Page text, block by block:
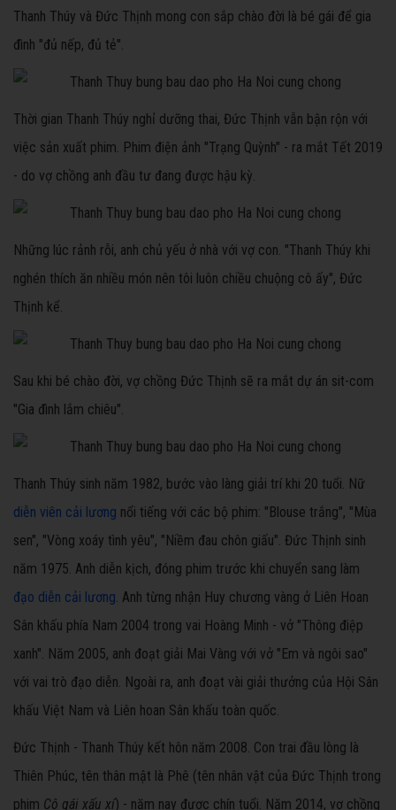
Thanh Thúy và Đức Thịnh mong con sắp chào đời là bé gái để gia
đình "đủ nếp, đủ tẻ".
Thời gian Thanh Thúy nghỉ dưỡng thai, Đức Thịnh vẫn bận rộn với
việc sản xuất phim. Phim điện ảnh "Trạng Quỳnh" - ra mắt Tết 2019
- do vợ chồng anh đầu tư đang được hậu kỳ.
Những lúc rảnh rỗi, anh chủ yếu ở nhà với vợ con. "Thanh Thúy khi
nghén thích ăn nhiều món nên tôi luôn chiều chuộng cô ấy", Đức
Thịnh kể.
Sau khi bé chào đời, vợ chồng Đức Thịnh sẽ ra mắt dự án sit-com
"Gia đình lắm chiêu".
Thanh Thúy sinh năm 1982, bước vào làng giải trí khi 20 tuổi. Nữ
diễn viên cải lương nổi tiếng với các bộ phim: "Blouse trắng", "Mùa
sen", "Vòng xoáy tình yêu", "Niềm đau chôn giấu". Đức Thịnh sinh
năm 1975. Anh diễn kịch, đóng phim trước khi chuyển sang làm
đạo diễn cải lương. Anh từng nhận Huy chương vàng ở Liên Hoan
Sân khấu phía Nam 2004 trong vai Hoàng Minh - vở "Thông điệp
xanh". Năm 2005, anh đoạt giải Mai Vàng với vở "Em và ngôi sao"
với vai trò đạo diễn. Ngoài ra, anh đoạt vài giải thưởng của Hội Sân
khấu Việt Nam và Liên hoan Sân khấu toàn quốc.
Đức Thịnh - Thanh Thúy kết hôn năm 2008. Con trai đầu lòng là
Thiên Phúc, tên thân mật là Phê (tên nhân vật của Đức Thịnh trong
phim Cô gái xấu xí) - năm nay được chín tuổi. Năm 2014, vợ chồng